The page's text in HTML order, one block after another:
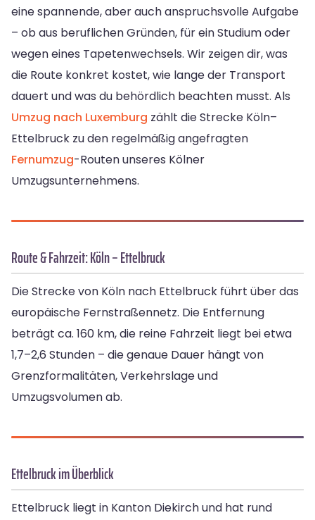
eine spannende, aber auch anspruchsvolle Aufgabe
– ob aus beruflichen Gründen, für ein Studium oder
wegen eines Tapetenwechsels. Wir zeigen dir, was
die Route konkret kostet, wie lange der Transport
dauert und was du behördlich beachten musst. Als
Umzug nach Luxemburg zählt die Strecke Köln–
Ettelbruck zu den regelmäßig angefragten
Fernumzug-Routen unseres Kölner
Umzugsunternehmens.
Route & Fahrzeit: Köln – Ettelbruck
Die Strecke von Köln nach Ettelbruck führt über das
europäische Fernstraßennetz. Die Entfernung
beträgt ca. 160 km, die reine Fahrzeit liegt bei etwa
1,7–2,6 Stunden – die genaue Dauer hängt von
Grenzformalitäten, Verkehrslage und
Umzugsvolumen ab.
Ettelbruck im Überblick
Ettelbruck liegt in Kanton Diekirch und hat rund